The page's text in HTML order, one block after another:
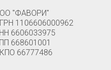
"ФАВОРИ"
1106606000962
6606033975
668601001
66777486